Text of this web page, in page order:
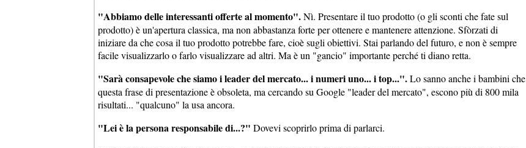
"Abbiamo delle interessanti offerte al momento".Nì. Presentare il tuo prodotto (o gli sconti che fate sul
prodotto) è un'apertura classica, ma non abbastanza forte per ottenere e mantenere attenzione. Sfòrzati di
iniziare da che cosa il tuo prodotto potrebbe fare, cioè sugli obiettivi. Stai parlando del futuro, e non è sempre
facile visualizzarlo o farlo visualizzare ad altri. Ma è un "gancio" importante perché ti diano retta.
"Sarà consapevole che siamo i leader del mercato... i numeri uno... i top...".Lo sanno anche i bambini che
questa frase di presentazione è obsoleta, ma cercando su Google "leader del mercato", escono più di 800 mila
risultati... "qualcuno" la usa ancora.
"Lei è la persona responsabile di...?" Dovevi scoprirlo prima di parlarci.